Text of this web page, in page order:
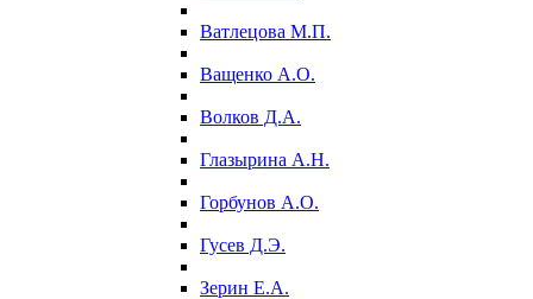
Ватлецова М.П.
Ващенко А.О.
Волков Д.А.
Глазырина А.Н.
Горбунов А.О.
Гусев Д.Э.
Зерин Е.А.